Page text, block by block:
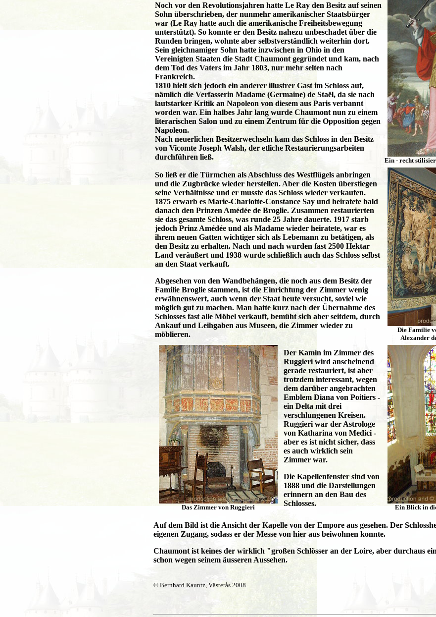
Noch vor den Revolutionsjahren hatte Le Ray den Besitz auf seinen
Sohn überschrieben, der nunmehr amerikanischer Staatsbürger
war (Le Ray hatte auch die amerikanische Freiheitsbewegung
unterstützt). So konnte er den Besitz nahezu unbeschadet über die
Runden bringen, wohnte aber selbstverständlich weiterhin dort.
Sein gleichnamiger Sohn hatte inzwischen in Ohio in den
Vereinigten Staaten die Stadt Chaumont gegründet und kam, nach
dem Tod des Vaters im Jahr 1803, nur mehr selten nach
Frankreich.
1810 hielt sich jedoch ein anderer illustrer Gast im Schloss auf,
nämlich die Verfasserin Madame (Germaine) de Staël, da sie nach
lautstarker Kritik an Napoleon von diesem aus Paris verbannt
worden war. Ein halbes Jahr lang wurde Chaumont nun zu einem
literarischen Salon und zu einem Zentrum für die Opposition gegen
Napoleon.
Nach neuerlichen Besitzerwechseln kam das Schloss in den Besitz
von Vicomte Joseph Walsh, der etliche Restaurierungsarbeiten
durchführen ließ.
Ein - recht
So ließ er die Türmchen als Abschluss des Westflügels anbringen
und die Zugbrücke wieder herstellen. Aber die Kosten überstiegen
seine Verhältnisse und er musste das Schloss wieder verkaufen.
1875 erwarb es Marie-Charlotte-Constance Say und heiratete bald
danach den Prinzen Amédée de Broglie. Zusammen restaurierten
sie das gesamte Schloss, was runde 25 Jahre dauerte. 1917 starb
jedoch Prinz Amédée und als Madame wieder heiratete, war es
ihrem neuen Gatten wichtiger sich als Lebemann zu betätigen, als
den Besitz zu erhalten. Nach und nach wurden fast 2500 Hektar
Land veräußert und 1938 wurde schließlich auch das Schloss selbst
an den Staat verkauft.
Abgesehen von den Wandbehängen, die noch aus dem Besitz der
Familie Broglie stammen, ist die Einrichtung der Zimmer wenig
erwähnenswert, auch wenn der Staat heute versucht, soviel wie
möglich gut zu machen. Man hatte kurz nach der Übernahme des
Schlosses fast alle Möbel verkauft, bemüht sich aber seitdem, durch
Ankauf und Leihgaben aus Museen, die Zimmer wieder zu
möblieren.
Die Familie
Alexander
Das Zimmer von Ruggieri
Der Kamin im Zimmer des
Ruggieri wird anscheinend
gerade restauriert, ist aber
trotzdem interessant, wegen
dem darüber angebrachten
Emblem Diana von Poitiers -
ein Delta mit drei
verschlungenen Kreisen.
Ruggieri war der Astrologe
von Katharina von Medici -
aber es ist nicht sicher, dass
es auch wirklich sein
Zimmer war.
Die Kapellenfenster sind von
1888 und die Darstellungen
erinnern an den Bau des
Schlosses.
Ein Blick in
Auf dem Bild ist die Ansicht der Kapelle von der Empore aus gesehen. Der
eigenen Zugang, sodass er der Messe von hier aus beiwohnen konnte.
Chaumont ist keines der wirklich "großen Schlösser an der Loire, aber durchaus
schon wegen seinem äusseren Aussehen.
© Bernhard Kauntz, Västerås 2008